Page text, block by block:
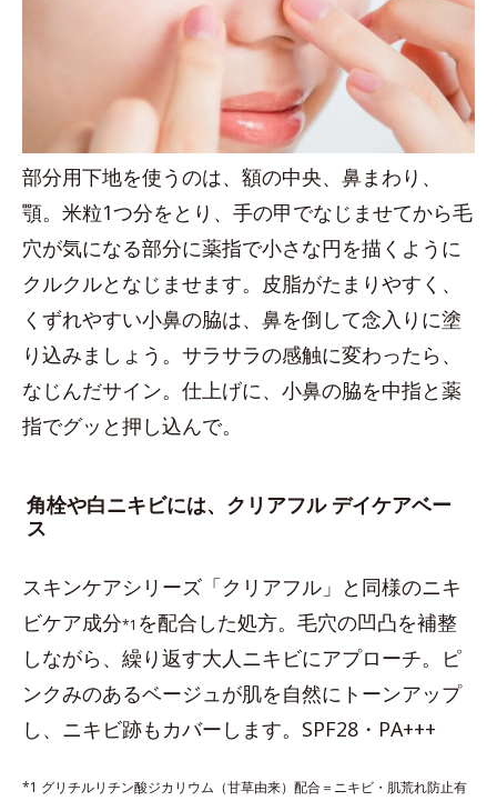
部分用下地を使うのは、額の中央、鼻まわり、
顎。米粒1つ分をとり、手の甲でなじませてから毛
穴が気になる部分に薬指で小さな円を描くように
クルクルとなじませます。皮脂がたまりやすく、
くずれやすい小鼻の脇は、鼻を倒して念入りに塗
り込みましょう。サラサラの感触に変わったら、
なじんだサイン。仕上げに、小鼻の脇を中指と薬
指でグッと押し込んで。
角栓や白ニキビには、クリアフル デイケアベー
ス
スキンケアシリーズ「クリアフル」と同様のニキ
ビケア成分*1 を配合した処方。毛穴の凹凸を補整
しながら、繰り返す大人ニキビにアプローチ。ピ
ンクみのあるベージュが肌を自然にトーンアップ
し、ニキビ跡もカバーします。SPF28・PA+++
*1 グリチルリチン酸ジカリウム（甘草由来）配合＝ニキビ・肌荒れ防止有